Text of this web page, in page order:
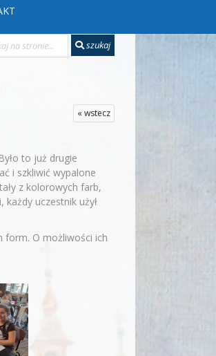
szukaj
« wstecz
to już drugie
i szkliwić wypalone
z kolorowych farb,
uczestnik użył
form. O możliwości ich